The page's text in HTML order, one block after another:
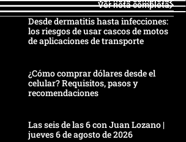
Ver nota completa
Desde dermatitis hasta infecciones:
los riesgos de usar cascos de motos
de aplicaciones de transporte
¿Cómo comprar dólares desde el
celular? Requisitos, pasos y
recomendaciones
Las seis de las 6 con Juan Lozano |
jueves 6 de agosto de 2026